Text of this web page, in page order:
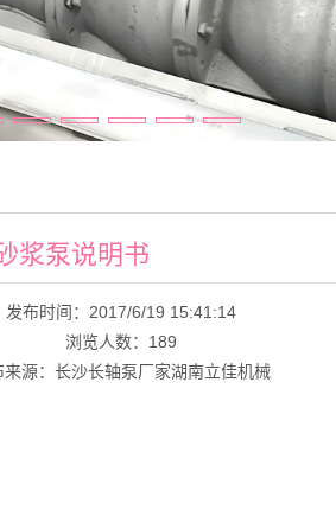
浆泵说明书
发布时间：2017/6/19 15:41:14
浏览人数： 189
来源：长沙长轴泵厂家湖南立佳机械